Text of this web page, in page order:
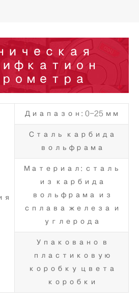
Диапазон: 0-25 мм
Сталь карбида
вольфрама
Материал: сталь
из карбида
вольфрама из
сплава железа и
углерода
Упаковано в
пластиковую
коробку цвета
коробки